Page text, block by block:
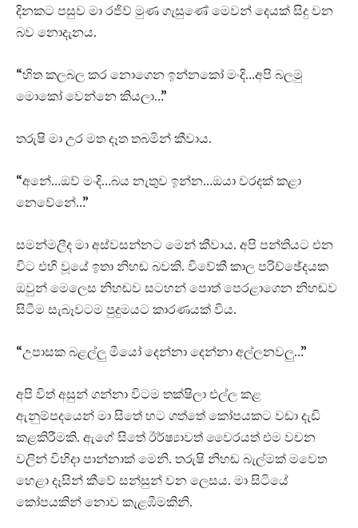
දිනකට පසුව මා රජිව් මුණ ගැසුණේ මෙවන් දෙයක් සිදු වන
බව නොදැනය.
“හිත කලබල කර නොගෙන ඉන්නකෝ මංදි…අපි බලමු
මොකෝ වෙන්නෙ කියලා…”
තරුෂි මා උර මත දෑත තබමින් කීවාය.
“අනේ…ඔව් මංදි…බය නැතුව ඉන්න…ඔයා වරදක් කළා
නෙවේනේ…”
සමන්මලීද මා අස්වසන්නට මෙන් කීවාය. අපි පන්තියට එන
විට එහි වූයේ ඉතා නිහඬ බවකි. විවේකී කාල පරිච්ඡේදයක
ඔවුන් මෙලෙස නිහඬව සටහන් පොත් පෙරළාගෙන නිහඬව
සිටීම සැබෑවටම පුදුමයට කාරණයක් විය.
“උපාසක බළල්ලු මීයෝ දෙන්නා දෙන්නා අල්ලනවලු…”
අපි විත් අසුන් ගන්නා විටම තක්ෂිලා එල්ල කළ
ඇනුම්පදයෙන් මා සිතේ හට ගත්තේ කෝපයකට වඩා දැඩි
කළකිරීමකි. ඇගේ සිතේ ඊර්ෂ්‍යාවත් වෛරයත් එම වචන
වලින් විහිදා පාන්නාක් මෙනි. තරුෂි නිහඬ බැල්මක් මවෙත
හෙළා දෑසින් කීවේ සන්සුන් වන ලෙසය. මා සිටියේ
කෝපයකින් නොව කැළඹීමකිනි.